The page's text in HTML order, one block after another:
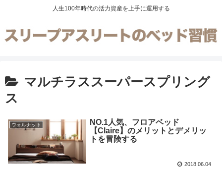
人生100年時代の活力資産を上手に運用する
マルチラススーパースプリング
ス
ウォルナット
NO.1人気、フロアベッド
【Claire】のメリットとデメリッ
トを冒険する
2018.06.04